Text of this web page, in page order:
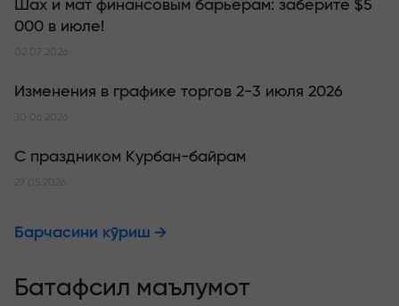
Шах и мат финансовым барьерам: заберите $5
000 в июле!
02.07.2026
Изменения в графике торгов 2-3 июля 2026
30.06.2026
С праздником Курбан-байрам
27.05.2026
Барчасини кўриш
Батафсил маълумот